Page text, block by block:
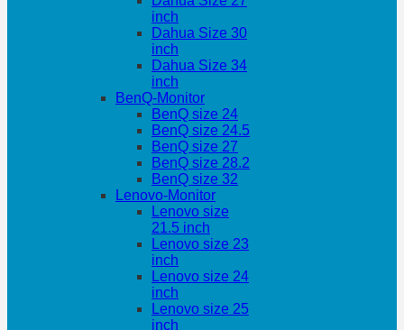
inch
Dahua Size 30
inch
Dahua Size 34
inch
BenQ-Monitor
BenQ size 24
BenQ size 24.5
BenQ size 27
BenQ size 28.2
BenQ size 32
Lenovo-Monitor
Lenovo size
21.5 inch
Lenovo size 23
inch
Lenovo size 24
inch
Lenovo size 25
inch